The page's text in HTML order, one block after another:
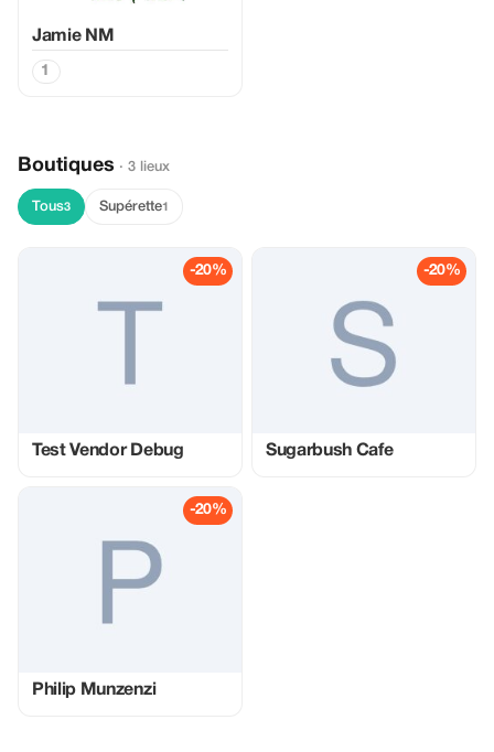
Jamie NM
1
Boutiques · 3 lieux
Tous3 Supérette1
-20%
Test Vendor Debug
-20%
Sugarbush Cafe
-20%
Philip Munzenzi